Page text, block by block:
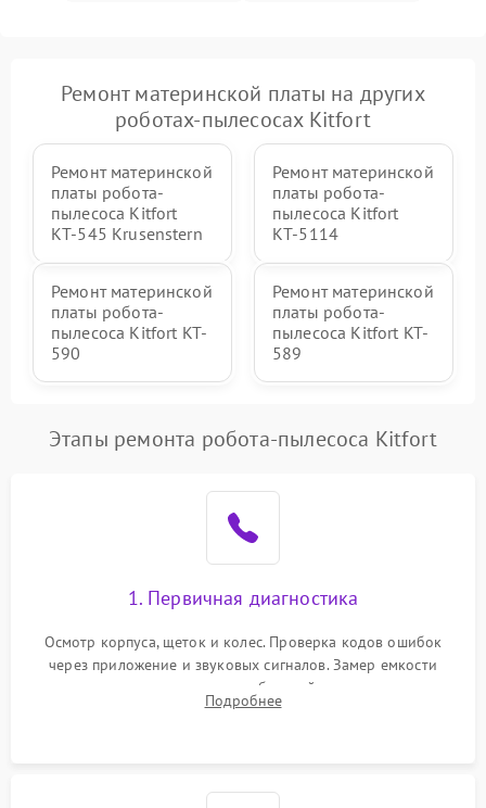
Ремонт материнской платы на других
роботах-пылесосах Kitfort
Ремонт материнской
платы робота-
пылесоса Kitfort
КТ-545 Krusenstern
Ремонт материнской
платы робота-
пылесоса Kitfort
КТ-5114
Ремонт материнской
платы робота-
пылесоса Kitfort KT-
590
Ремонт материнской
платы робота-
пылесоса Kitfort KT-
589
Этапы ремонта робота-пылесоса Kitfort
1. Первичная диагностика
Осмотр корпуса, щеток и колес. Проверка кодов ошибок
через приложение и звуковых сигналов. Замер емкости
аккумулятора и тестирование базовой станции зарядки.
Оценка работы лидара, бампера и датчиков падения для
Подробнее